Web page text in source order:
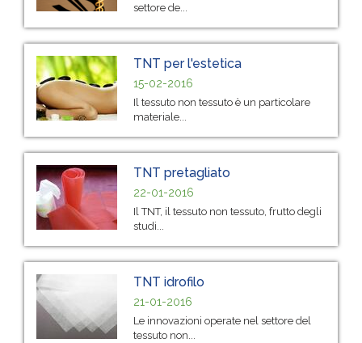
settore de...
TNT per l'estetica
15-02-2016
Il tessuto non tessuto è un particolare
materiale...
TNT pretagliato
22-01-2016
Il TNT, il tessuto non tessuto, frutto degli
studi...
TNT idrofilo
21-01-2016
Le innovazioni operate nel settore del
tessuto non...